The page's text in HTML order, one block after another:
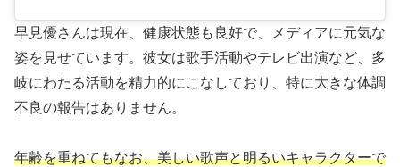
早見優さんは現在、健康状態も良好で、メディアに元気な
姿を見せています。彼女は歌手活動やテレビ出演など、多
岐にわたる活動を精力的にこなしており、特に大きな体調
不良の報告はありません。
年齢を重ねてもなお、美しい歌声と明るいキャラクターで